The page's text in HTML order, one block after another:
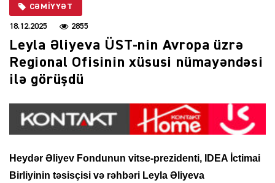
CƏMIYYƏT
18.12.2025 2855
Leyla Əliyeva ÜST-nin Avropa üzrə
Regional Ofisinin xüsusi nümayəndəsi
ilə görüşdü
Heydər Əliyev Fondunun vitse-prezidenti, IDEA İctimai
Birliyinin təsisçisi və rəhbəri Leyla Əliyeva